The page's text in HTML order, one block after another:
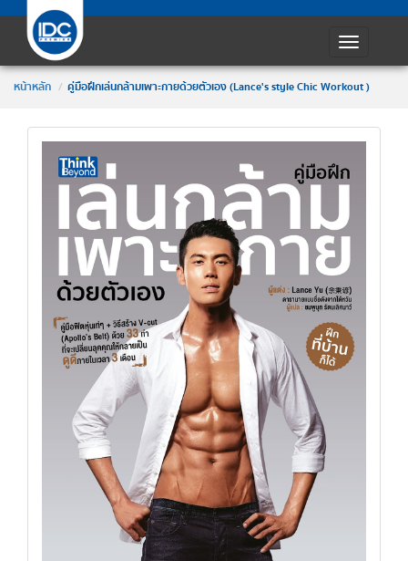
Toggle
หน้าหลัก คู่มือฝึกเล่นกล้ามเพาะกายด้วยตัวเอง (Lance's style Chic Workout )